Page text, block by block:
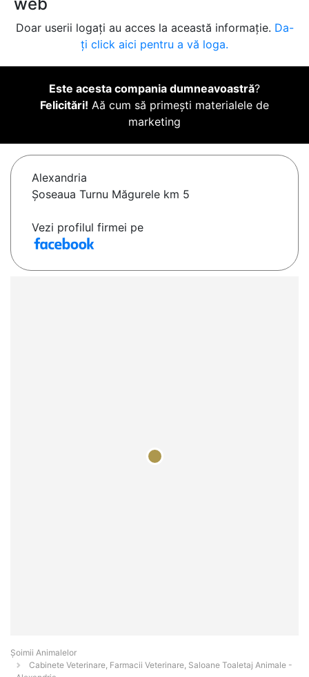
Doar userii logați au acces la această informație. Da-
ți click aici pentru a vă loga.
Este acesta compania dumneavoastră?
Felicitări! Aă cum să primești materialele de
marketing
Alexandria
Șoseaua Turnu Măgurele km 5
Vezi profilul firmei pe
Şoimii Animalelor
Cabinete Veterinare, Farmacii Veterinare, Saloane Toaletaj Animale -